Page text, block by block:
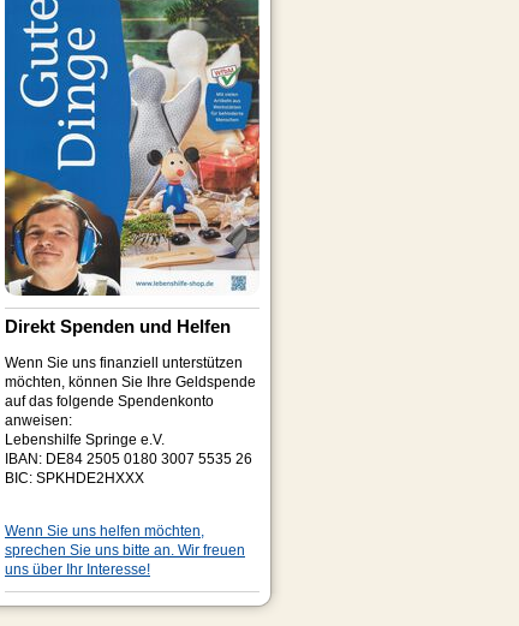
Direkt Spenden und Helfen
Wenn Sie uns finanziell unterstützen
möchten, können Sie Ihre Geldspende
auf das folgende Spendenkonto
anweisen:
Lebenshilfe Springe e.V.
IBAN: DE84 2505 0180 3007 5535 26
BIC: SPKHDE2HXXX
Wenn Sie uns helfen möchten,
sprechen Sie uns bitte an. Wir freuen
uns über Ihr Interesse!